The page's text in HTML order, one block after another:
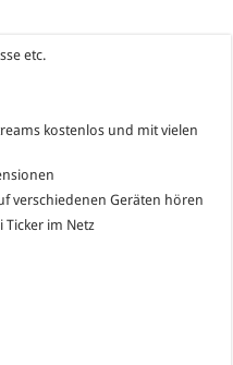
etc.
kostenlos und mit vielen
verschiedenen Geräten hören
Ticker im Netz